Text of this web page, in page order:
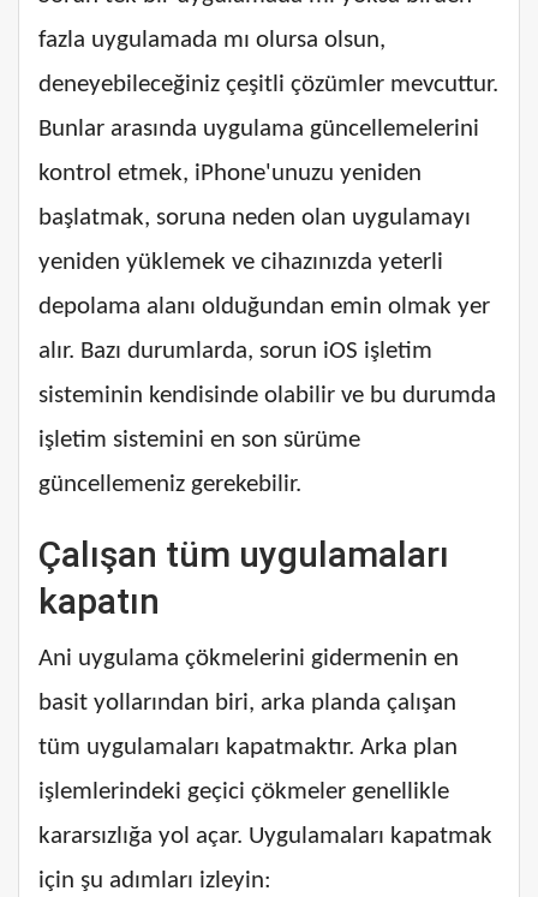
fazla uygulamada mı olursa olsun,
deneyebileceğiniz çeşitli çözümler mevcuttur.
Bunlar arasında uygulama güncellemelerini
kontrol etmek, iPhone'unuzu yeniden
başlatmak, soruna neden olan uygulamayı
yeniden yüklemek ve cihazınızda yeterli
depolama alanı olduğundan emin olmak yer
alır. Bazı durumlarda, sorun iOS işletim
sisteminin kendisinde olabilir ve bu durumda
işletim sistemini en son sürüme
güncellemeniz gerekebilir.
Çalışan tüm uygulamaları
kapatın
Ani uygulama çökmelerini gidermenin en
basit yollarından biri, arka planda çalışan
tüm uygulamaları kapatmaktır. Arka plan
işlemlerindeki geçici çökmeler genellikle
kararsızlığa yol açar. Uygulamaları kapatmak
için şu adımları izleyin: